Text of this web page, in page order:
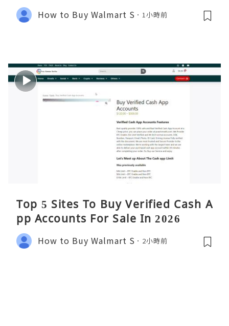
How to Buy Walmart S 1小時前
Top 5 Sites To Buy Verified Cash A
pp Accounts For Sale In 2026
How to Buy Walmart S 2小時前